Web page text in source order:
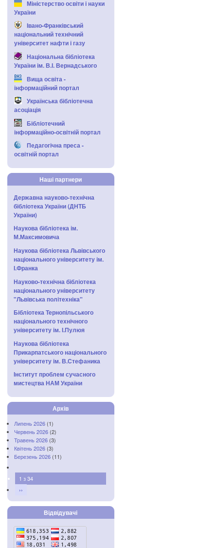
Міністерство освіти і науки
України
Івано-Франківський
національний технічний
університет нафти і газу
Національна бібліотека
України ім. В.І. Вернадського
Вища освіта -
інформаційний портал
Українська бібліотечна
асоціація
Бібліотечний
інформаційно-освітній портал
Педагогічна преса -
освітній портал
Наші партнери
Державна науково-технічна
бібліотека України (ДНТБ
України)
Наукова бібліотека ім.
М.Максимовича
Наукова бібліотека Львівського
національного університету ім.
І.Франка
Науково-технічна бібліотека
національного університету
"Львівська політехніка"
Бібліотека Тернопільського
національного технічного
університету ім. І.Пулюя
Наукова бібліотека
Прикарпатського національного
університету ім. В.Стефаника
Інститут проблем сучасного
мистецтва НАМ України
Архів
Липень 2026 (1)
Червень 2026 (2)
Травень 2026 (3)
Квітень 2026 (3)
Березень 2026 (11)
1 з 34
››
Відвідувачі